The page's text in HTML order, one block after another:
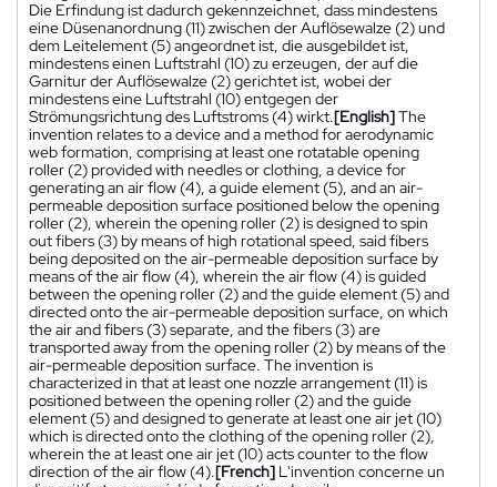
Die Erfindung ist dadurch gekennzeichnet, dass mindestens
eine Düsenanordnung (11) zwischen der Auflösewalze (2) und
dem Leitelement (5) angeordnet ist, die ausgebildet ist,
mindestens einen Luftstrahl (10) zu erzeugen, der auf die
Garnitur der Auflösewalze (2) gerichtet ist, wobei der
mindestens eine Luftstrahl (10) entgegen der
Strömungsrichtung des Luftstroms (4) wirkt.[English]The
invention relates to a device and a method for aerodynamic
web formation, comprising at least one rotatable opening
roller (2) provided with needles or clothing, a device for
generating an air flow (4), a guide element (5), and an air-
permeable deposition surface positioned below the opening
roller (2), wherein the opening roller (2) is designed to spin
out fibers (3) by means of high rotational speed, said fibers
being deposited on the air-permeable deposition surface by
means of the air flow (4), wherein the air flow (4) is guided
between the opening roller (2) and the guide element (5) and
directed onto the air-permeable deposition surface, on which
the air and fibers (3) separate, and the fibers (3) are
transported away from the opening roller (2) by means of the
air-permeable deposition surface. The invention is
characterized in that at least one nozzle arrangement (11) is
positioned between the opening roller (2) and the guide
element (5) and designed to generate at least one air jet (10)
which is directed onto the clothing of the opening roller (2),
wherein the at least one air jet (10) acts counter to the flow
direction of the air flow (4).[French] L'invention concerne un